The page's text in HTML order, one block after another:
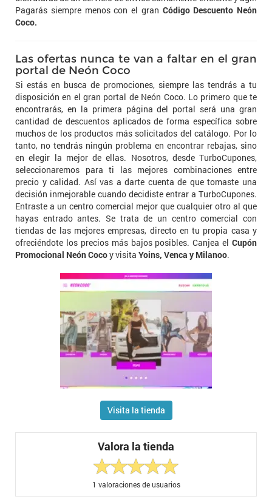
Pagarás siempre menos con el gran Código Descuento Neón
Coco.
Las ofertas nunca te van a faltar en el gran
portal de Neón Coco
Si estás en busca de promociones, siempre las tendrás a tu
disposición en el gran portal de Neón Coco. Lo primero que te
encontrarás, en la primera página del portal será una gran
cantidad de descuentos aplicados de forma específica sobre
muchos de los productos más solicitados del catálogo. Por lo
tanto, no tendrás ningún problema en encontrar rebajas, sino
en elegir la mejor de ellas. Nosotros, desde TurboCupones,
seleccionaremos para ti las mejores combinaciones entre
precio y calidad. Así vas a darte cuenta de que tomaste una
decisión inmejorable cuando decidiste entrar a TurboCupones.
Entraste a un centro comercial mejor que cualquier otro al que
hayas entrado antes. Se trata de un centro comercial con
tiendas de las mejores empresas, directo en tu propia casa y
ofreciéndote los precios más bajos posibles. Canjea el Cupón
Promocional Neón Cocoy visita Yoins, Venca y Milanoo.
Visita la tienda
Valora la tienda
1 valoraciones de usuarios